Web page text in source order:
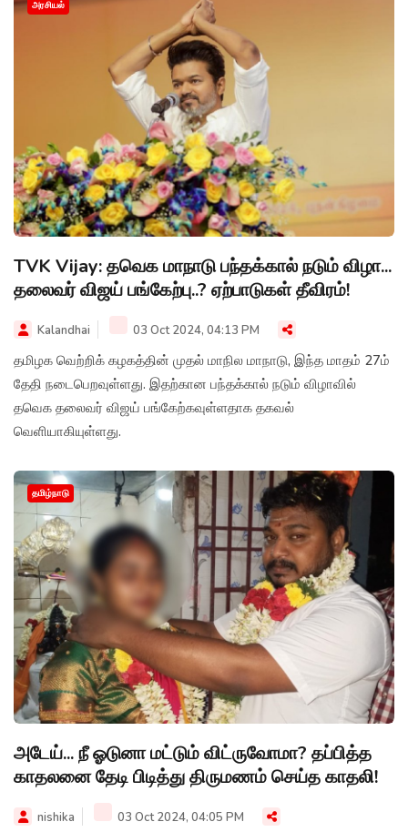
அரசியல்
TVK Vijay: தவெக மாநாடு பந்தக்கால் நடும் விழா...
தலைவர் விஜய் பங்கேற்பு..? ஏற்பாடுகள் தீவிரம்!
Kalandhai 03 Oct 2024, 04:13 PM
தமிழக வெற்றிக் கழகத்தின் முதல் மாநில மாநாடு, இந்த மாதம் 27ம்
தேதி நடைபெறவுள்ளது. இதற்கான பந்தக்கால் நடும் விழாவில்
தவெக தலைவர் விஜய் பங்கேற்கவுள்ளதாக தகவல்
வெளியாகியுள்ளது.
தமிழ்நாடு
அடேய்... நீ ஓடுனா மட்டும் விட்ருவோமா? தப்பித்த
காதலனை தேடி பிடித்து திருமணம் செய்த காதலி!
nishika 03 Oct 2024, 04:05 PM